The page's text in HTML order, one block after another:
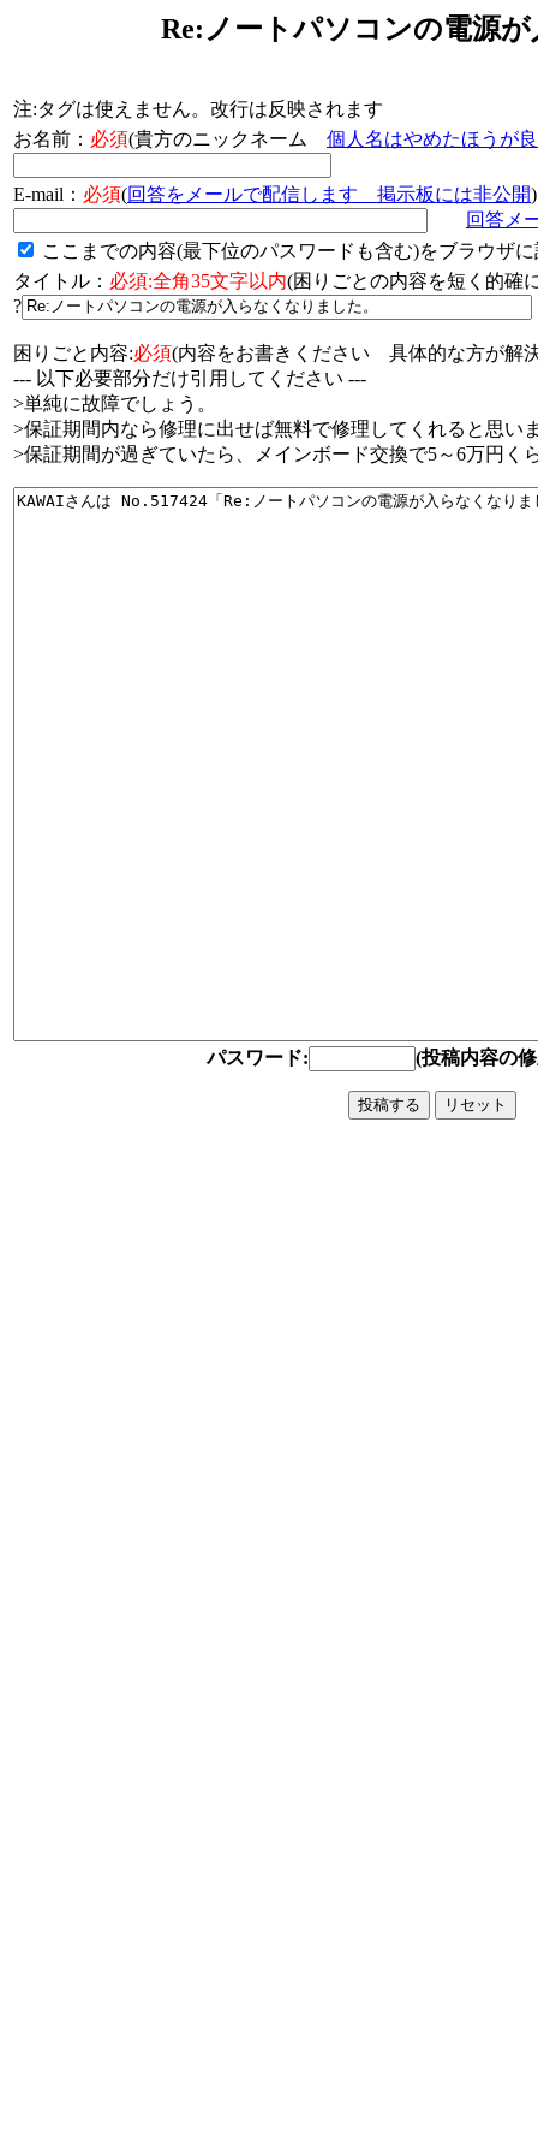
Re:ノートパソコンの電源
注:タグは使えません。改行は反映されます
お名前： 必須(貴方のニックネーム 個人名はやめたほうが
E-mail： 必須(回答をメールで配信します 掲示板には非公開)
回答メ
ここまでの内容(最下位のパスワードも含む)をブラウザ
タイトル： 必須:全角35文字以内(困りごとの内容を短く的
?
困りごと内容:必須(内容をお書きください 具体的な方が解
--- 以下必要部分だけ引用してください ---
>単純に故障でしょう。
>保証期間内なら修理に出せば無料で修理してくれると思い
>保証期間が過ぎていたら、メインボード交換で5～6万円く
パスワード: (投稿内容の